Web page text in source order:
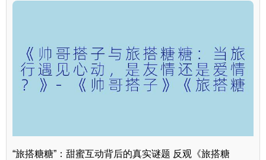
“旅搭糖糖”：甜蜜互动背后的真实谜题 反观《旅搭糖